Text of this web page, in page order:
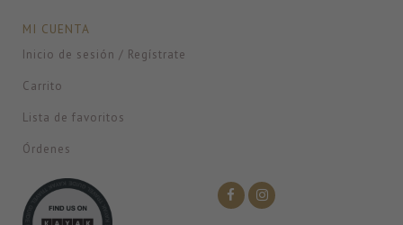
MI CUENTA
Inicio de sesión / Regístrate
Carrito
Lista de favoritos
Órdenes